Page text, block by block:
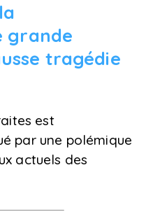
grande
tragédie
est
par une polémique
actuels des